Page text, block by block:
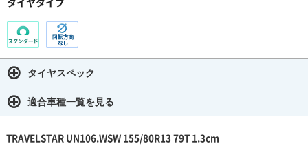
タイヤスペック
適合車種一覧を見る
TRAVELSTAR UN106.WSW 155/80R13 79T 1.3cm